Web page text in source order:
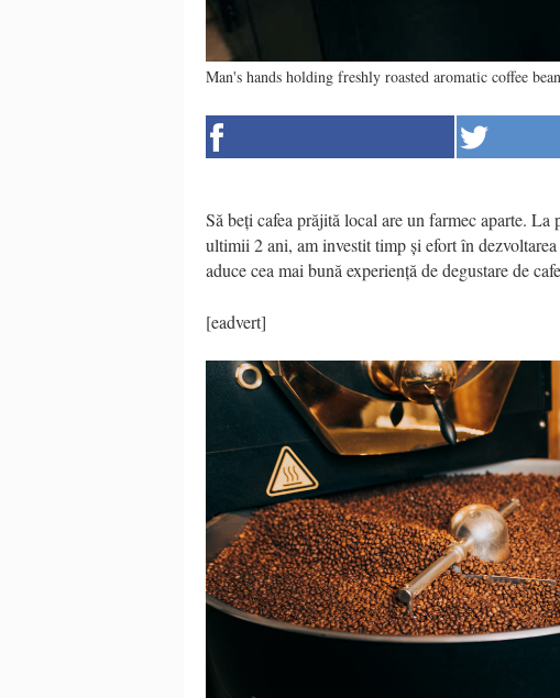
Man's hands holding freshly roasted aromatic coffee
Să beți cafea prăjită local are un farmec aparte. La
ultimii 2 ani, am investit timp și efort în
aduce cea mai bună experiență de degustare de
[eadvert]